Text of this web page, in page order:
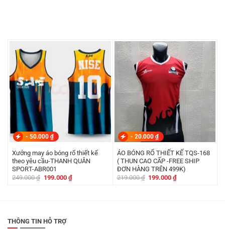
- 50.000 ₫
Xưởng may áo bóng rổ thiết kế
theo yêu cầu-THANH QUÂN
SPORT-ABR001
249.000₫ Giá
199.000 ₫Giá
hiện
- 20.000 ₫
ÁO BÓNG RỔ THIẾT KẾ TQS-168
( THUN CAO CẤP -FREE SHIP
ĐƠN HÀNG TRÊN 499K)
219.000₫ Giá
199.000₫Giá
THÔNG TIN HỖ TRỢ